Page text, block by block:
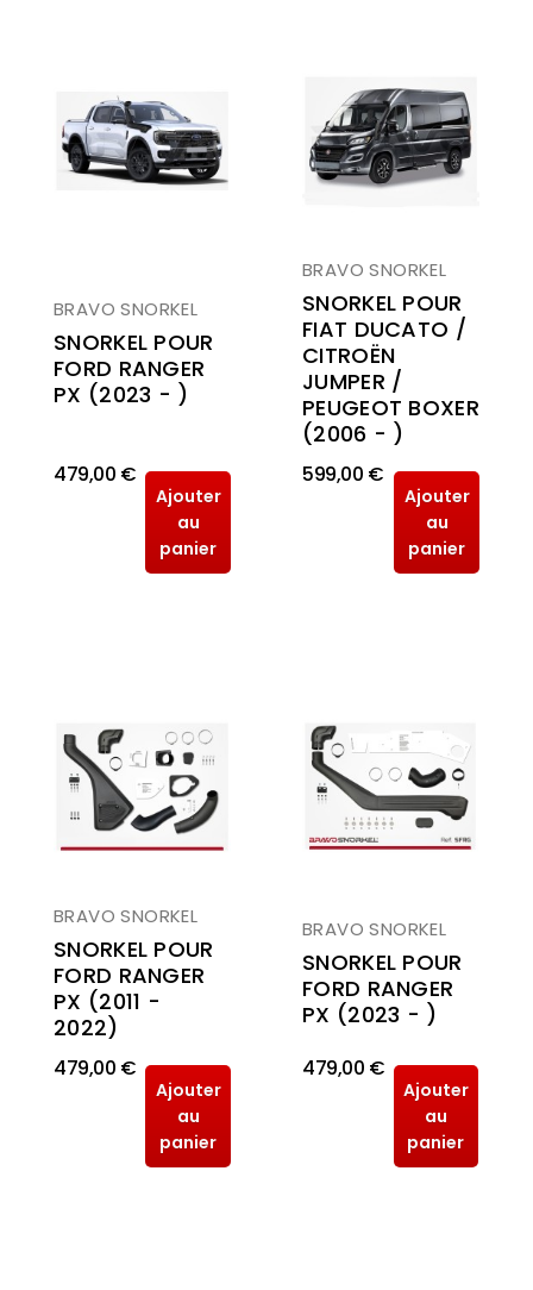
BRAVO SNORKEL
SNORKEL POUR
FORD RANGER
PX (2023 - )
479,00 €
Ajouter
au
panier
BRAVO SNORKEL
SNORKEL POUR
FIAT DUCATO /
CITROËN
JUMPER /
PEUGEOT BOXER
(2006 - )
599,00 €
Ajouter
au
panier
BRAVO SNORKEL
SNORKEL POUR
FORD RANGER
PX (2011 -
2022)
479,00 €
Ajouter
au
panier
BRAVO SNORKEL
SNORKEL POUR
FORD RANGER
PX (2023 - )
479,00 €
Ajouter
au
panier